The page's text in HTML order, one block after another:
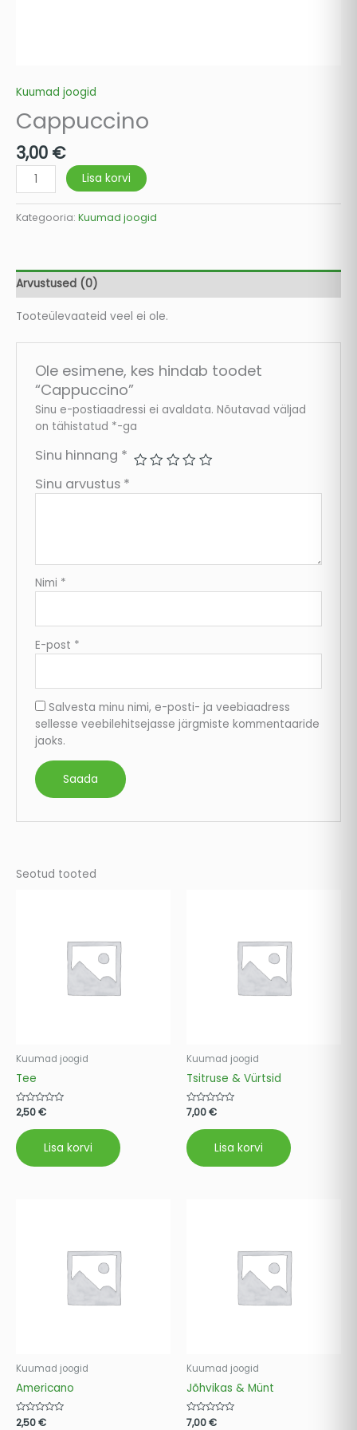
Kuumad joogid
Cappuccino
3,00 €
Lisa korvi
Kategooria: Kuumad joogid
Arvustused (0)
Tooteülevaateid veel ei ole.
Ole esimene, kes hindab toodet
“Cappuccino”
Sinu e-postiaadressi ei avaldata. Nõutavad väljad
on tähistatud *-ga
Sinu hinnang *
Sinu arvustus *
Nimi *
E-post *
Salvesta minu nimi, e-posti- ja veebiaadress
sellesse veebilehitsejasse järgmiste kommentaaride
jaoks.
Seotud tooted
Kuumad joogid
Tee
Hinnanguga
5
2,50€
Lisa korvi
Kuumad joogid
Tsitruse & Vürtsid
Hinnanguga
5
7,00€
Lisa korvi
Kuumad joogid
Americano
Hinnanguga
2,50€
Kuumad joogid
Jõhvikas & Münt
Hinnanguga
7,00€